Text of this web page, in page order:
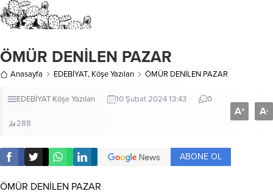
ÖMÜR DENİLEN PAZAR
Anasayfa EDEBİYAT, Köşe Yazıları ÖMÜR DENİLEN PAZAR
EDEBİYAT Köşe Yazıları 10 Şubat 2024 13:43 0
288
A+ A-
ABONE OL
ÖMÜR DENİLEN PAZAR